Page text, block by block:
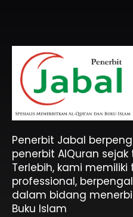
Penerbit Al Quran Jabal
Penerbit Al Quran & Buku Islam Berpengalaman Sejak 2004
Penerbit Jabal
penerbit AlQuran
Terlebih, kami
professional,
dalam bidang
Buku Islam